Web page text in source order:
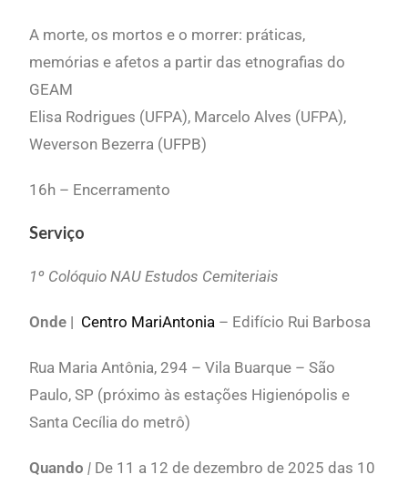
A morte, os mortos e o morrer: práticas,
memórias e afetos a partir das etnografias do
GEAM
Elisa Rodrigues (UFPA), Marcelo Alves (UFPA),
Weverson Bezerra (UFPB)
1 6h – Encerramento
Serviço
1º Colóquio NAU Estudos Cemiteriais
Onde | Centro MariAntonia – Edifício Rui Barbosa
Rua Maria Antônia, 294 – Vila Buarque – São
Paulo, SP (próximo às estações Higienópolis e
Santa Cecília do metrô)
Quando| De 11 a 12 de dezembro de 2025 das 10